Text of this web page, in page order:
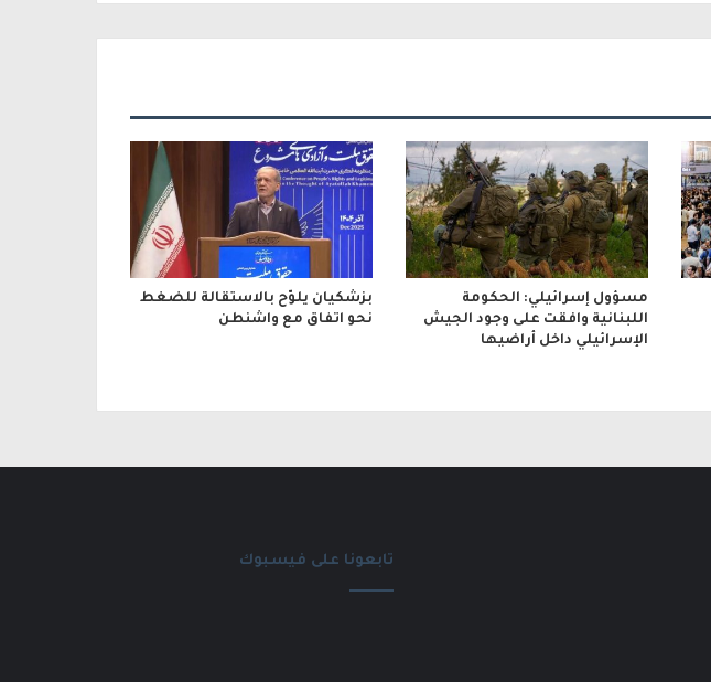
مسؤول إسرائيلي: الحكومة
اللبنانية وافقت على وجود الجيش
الإسرائيلي داخل أراضيها
بزشكيان يلوّح بالاستقالة للضغط
نحو اتفاق مع واشنطن
تابعونا على فيسبوك